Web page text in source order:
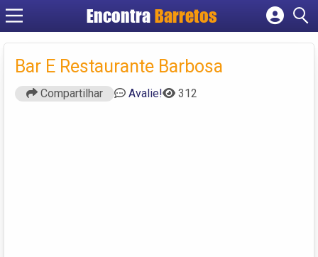
Encontra Barretos
Cadastrar empresa
Criar conta
Bar E Restaurante Barbosa
Compartilhar Avalie! 312